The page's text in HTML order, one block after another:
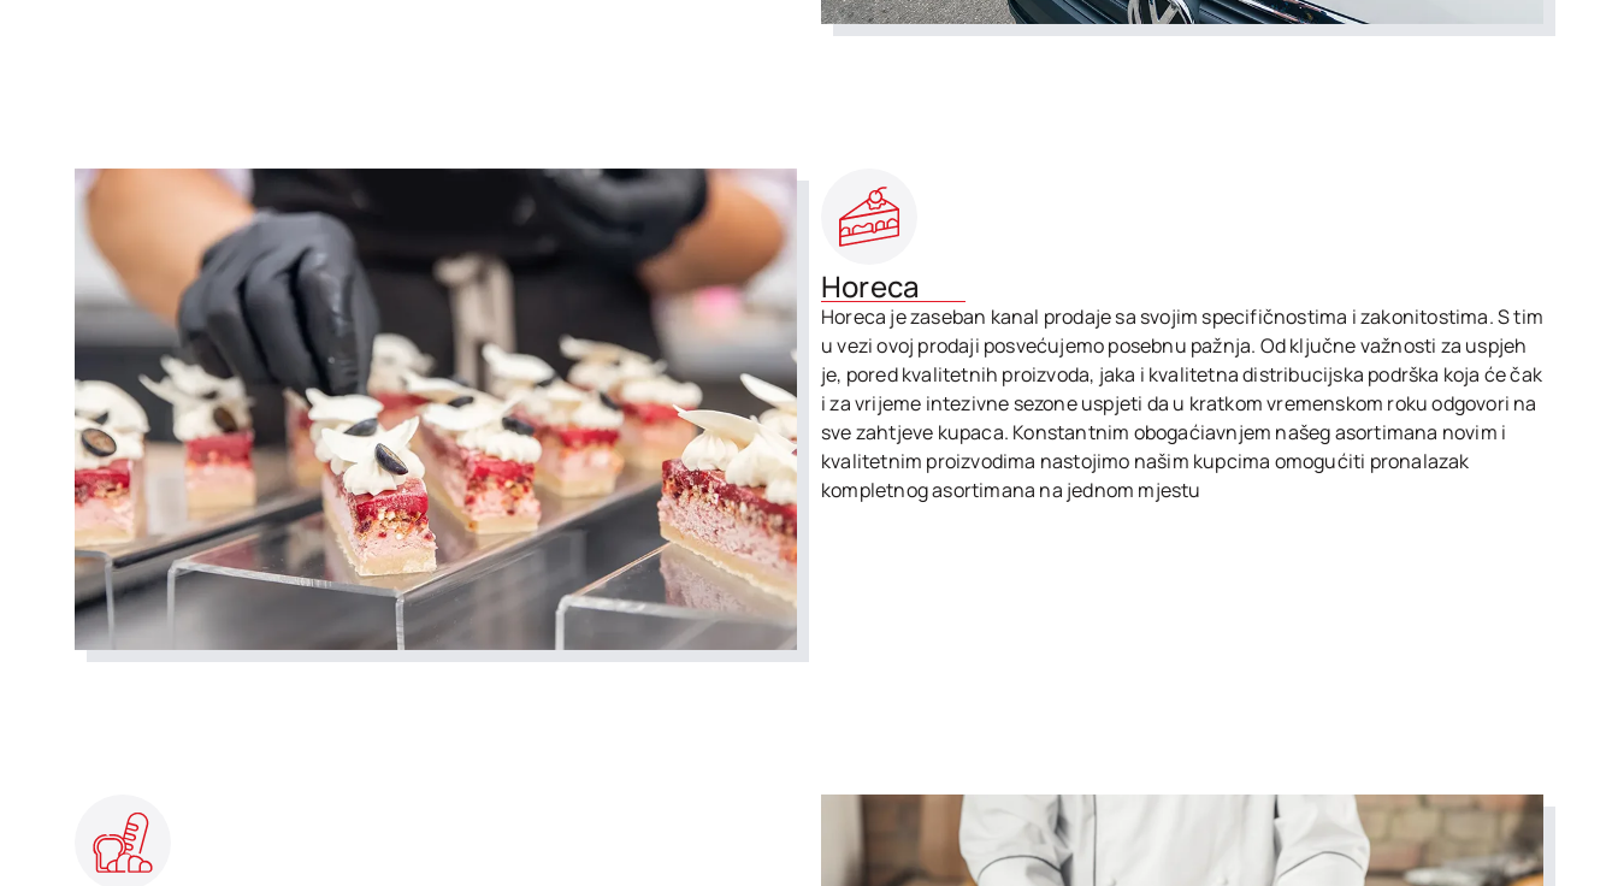
Horeca
Horeca je zaseban kanal prodaje sa svojim specifičnostima i zakonitostima. S tim
u vezi ovoj prodaji posvećujemo posebnu pažnja. Od ključne važnosti za uspjeh
je, pored kvalitetnih proizvoda, jaka i kvalitetna distribucijska podrška koja će čak
i za vrijeme intezivne sezone uspjeti da u kratkom vremenskom roku odgovori na
sve zahtjeve kupaca. Konstantnim obogaćiavnjem našeg asortimana novim i
kvalitetnim proizvodima nastojimo našim kupcima omogućiti pronalazak
kompletnog asortimana na jednom mjestu